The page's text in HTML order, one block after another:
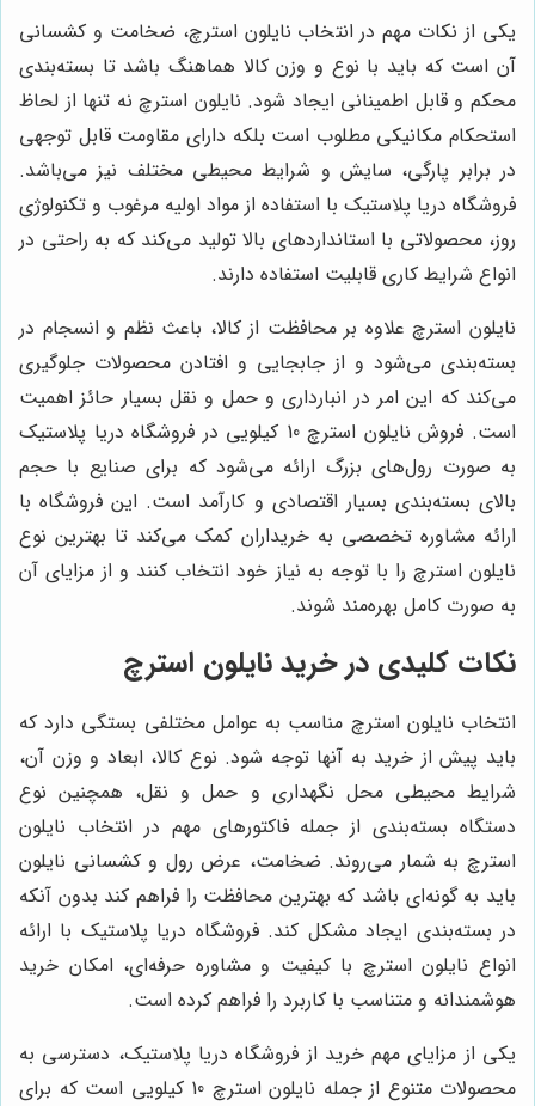
یکی از نکات مهم در انتخاب نایلون استرچ، ضخامت و کشسانی
آن است که باید با نوع و وزن کالا هماهنگ باشد تا بسته‌بندی
محکم و قابل اطمینانی ایجاد شود. نایلون استرچ نه تنها از لحاظ
استحکام مکانیکی مطلوب است بلکه دارای مقاومت قابل توجهی
در برابر پارگی، سایش و شرایط محیطی مختلف نیز می‌باشد.
فروشگاه دریا پلاستیک با استفاده از مواد اولیه مرغوب و تکنولوژی
روز، محصولاتی با استانداردهای بالا تولید می‌کند که به راحتی در
انواع شرایط کاری قابلیت استفاده دارند.
نایلون استرچ علاوه بر محافظت از کالا، باعث نظم و انسجام در
بسته‌بندی می‌شود و از جابجایی و افتادن محصولات جلوگیری
می‌کند که این امر در انبارداری و حمل و نقل بسیار حائز اهمیت
است. فروش نایلون استرچ 10 کیلویی در فروشگاه دریا پلاستیک
به صورت رول‌های بزرگ ارائه می‌شود که برای صنایع با حجم
بالای بسته‌بندی بسیار اقتصادی و کارآمد است. این فروشگاه با
ارائه مشاوره تخصصی به خریداران کمک می‌کند تا بهترین نوع
نایلون استرچ را با توجه به نیاز خود انتخاب کنند و از مزایای آن
به صورت کامل بهره‌مند شوند.
نکات کلیدی در خرید نایلون استرچ
انتخاب نایلون استرچ مناسب به عوامل مختلفی بستگی دارد که
باید پیش از خرید به آنها توجه شود. نوع کالا، ابعاد و وزن آن،
شرایط محیطی محل نگهداری و حمل و نقل، همچنین نوع
دستگاه بسته‌بندی از جمله فاکتورهای مهم در انتخاب نایلون
استرچ به شمار می‌روند. ضخامت، عرض رول و کشسانی نایلون
باید به گونه‌ای باشد که بهترین محافظت را فراهم کند بدون آنکه
در بسته‌بندی ایجاد مشکل کند. فروشگاه دریا پلاستیک با ارائه
انواع نایلون استرچ با کیفیت و مشاوره حرفه‌ای، امکان خرید
هوشمندانه و متناسب با کاربرد را فراهم کرده است.
یکی از مزایای مهم خرید از فروشگاه دریا پلاستیک، دسترسی به
محصولات متنوع از جمله نایلون استرچ 10 کیلویی است که برای